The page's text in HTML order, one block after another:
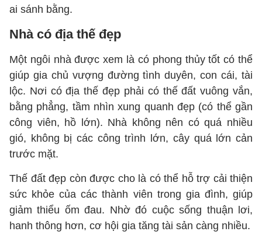
ai sánh bằng.
Nhà có địa thế đẹp
Một ngôi nhà được xem là có phong thủy tốt có thể
giúp gia chủ vượng đường tình duyên, con cái, tài
lộc. Nơi có địa thế đẹp phải có thế đất vuông vắn,
bằng phẳng, tầm nhìn xung quanh đẹp (có thể gần
công viên, hồ lớn). Nhà không nên có quá nhiều
gió, không bị các công trình lớn, cây quá lớn cản
trước mặt.
Thế đất đẹp còn được cho là có thể hỗ trợ cải thiện
sức khỏe của các thành viên trong gia đình, giúp
giảm thiểu ốm đau. Nhờ đó cuộc sống thuận lơi,
hanh thông hơn, cơ hội gia tăng tài sản càng nhiều.